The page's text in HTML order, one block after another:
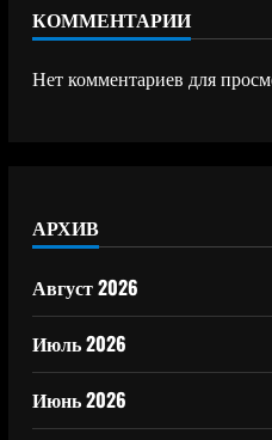
КОММЕНТАРИИ
Нет комментариев для
АРХИВ
Август 2026
Июль 2026
Июнь 2026